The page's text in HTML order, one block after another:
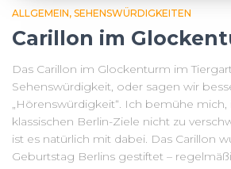
ALLGEMEIN SEHENSWÜRDIGKEITEN
Carillon im
Das Carillon im Glockenturm im
Sehenswürdigkeit, oder sagen wir
„Hörenswürdigkeit“. Ich bemühe
klassischen Berlin-Ziele nicht zu
ist es natürlich mit dabei. Das Carillon
Geburtstag Berlins gestiftet –